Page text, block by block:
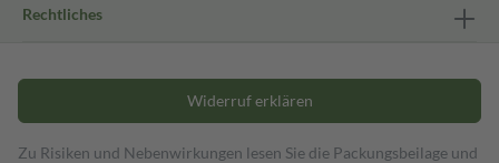
Rechtliches
Widerruf erklären
Zu Risiken und Nebenwirkungen lesen Sie die Packungsbeilage und